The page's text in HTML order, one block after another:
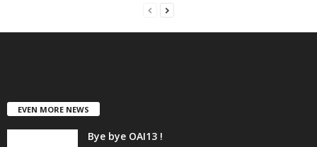
EVEN MORE NEWS
Bye bye OAI13 !